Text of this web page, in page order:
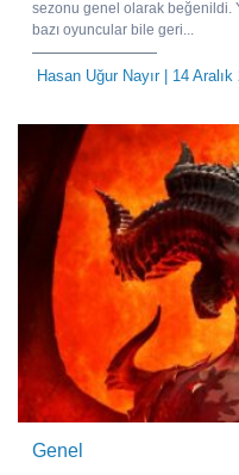
sezonu genel olarak beğenildi.
bazı oyuncular bile geri...
Hasan Uğur Nayır| 14 Aralık
Genel